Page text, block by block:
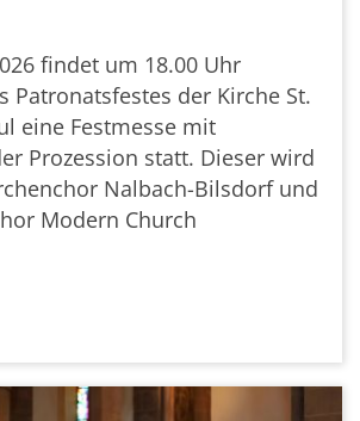
findet um 18.00 Uhr
Patronatsfestes der Kirche St.
eine Festmesse mit
Prozession statt. Dieser wird
Nalbach-Bilsdorf und
Modern Church